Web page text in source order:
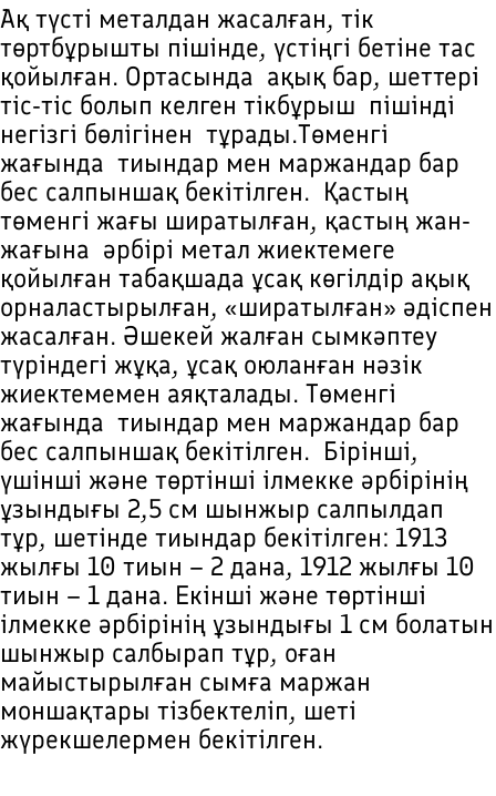
Ақ түсті металдан жасалған, тік
төртбұрышты пішінде, үстіңгі бетіне тас
қойылған. Ортасында ақық бар, шеттері
тіс-тіс болып келген тiкбұрыш пiшiндi
негiзгi бөлiгiнен тұрады.Төменгi
жағында тиындар мен маржандар бар
бес салпыншақ бекiтiлген. Қастың
төменгі жағы ширатылған, қастың жан-
жағына әрбірі метал жиектемеге
қойылған табақшада ұсақ көгілдір ақық
орналастырылған, «ширатылған» әдіспен
жасалған. Әшекей жалған сымкәптеу
түріндегі жұқа, ұсақ оюланған нәзік
жиектемемен аяқталады. Төменгi
жағында тиындар мен маржандар бар
бес салпыншақ бекiтiлген. Бірінші,
үшінші және төртінші ілмекке әрбірінің
ұзындығы 2,5 см шынжыр салпылдап
тұр, шетінде тиындар бекітілген: 1913
жылғы 10 тиын – 2 дана, 1912 жылғы 10
тиын – 1 дана. Екінші және төртінші
ілмекке әрбірінің ұзындығы 1 см болатын
шынжыр салбырап тұр, оған
майыстырылған сымға маржан
моншақтары тізбектеліп, шеті
жүрекшелермен бекітілген.